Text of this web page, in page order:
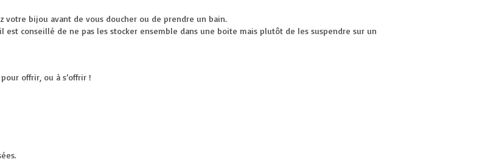
votre bijou avant de vous doucher ou de prendre un bain.
conseillé de ne pas les stocker ensemble dans une boite mais plutôt de les suspendre sur un
offrir, ou à s’offrir !